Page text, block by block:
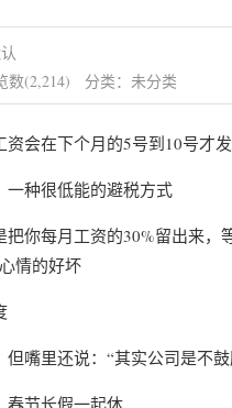
数(2,214) 分类： 未分类
资会在下个月的5号到10号才
一种很低能的避税方式
把你每月工资的30%留出来
情的好坏
嘴里还说：“其实公司是不